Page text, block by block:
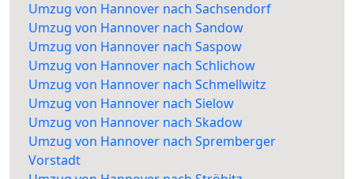
Umzug von Hannover nach Sachsendorf
Umzug von Hannover nach Sandow
Umzug von Hannover nach Saspow
Umzug von Hannover nach Schlichow
Umzug von Hannover nach Schmellwitz
Umzug von Hannover nach Sielow
Umzug von Hannover nach Skadow
Umzug von Hannover nach Spremberger
Vorstadt